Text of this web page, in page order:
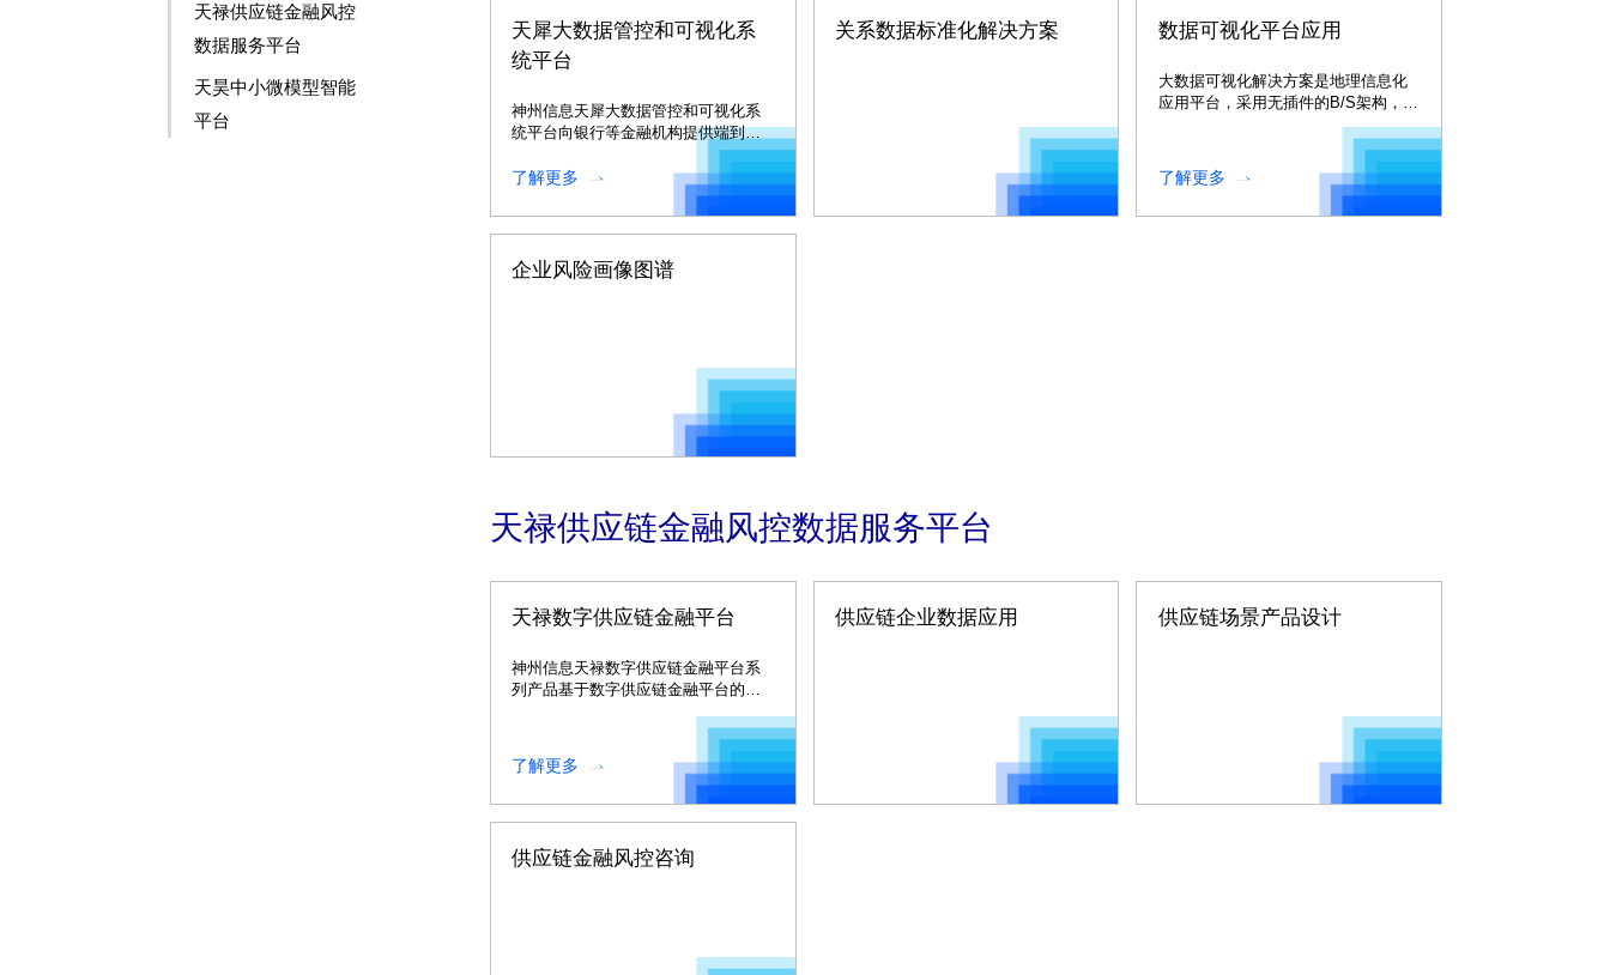
天犀大数据管控和可视化系
统平台
神州信息天犀大数据管控和可视化系
统平台向银行等金融机构提供端到端
了解更多
关系数据标准化解决方案 数据可视化平台应用
大数据可视化解决方案是地理信息化
应用平台，采用无插件的B/S架构，实
现室内外一体化的三维地图展示，适
了解更多
企业风险画像图谱
天禄供应链金融风控数据服务平台
天禄数字供应链金融平台
神州信息天禄数字供应链金融平台系
列产品基于数字供应链金融平台的场
了解更多
供应链企业数据应用 供应链场景产品设计
供应链金融风控咨询
天禄供应链金融风控
数据服务平台
天昊中小微模型智能
平台